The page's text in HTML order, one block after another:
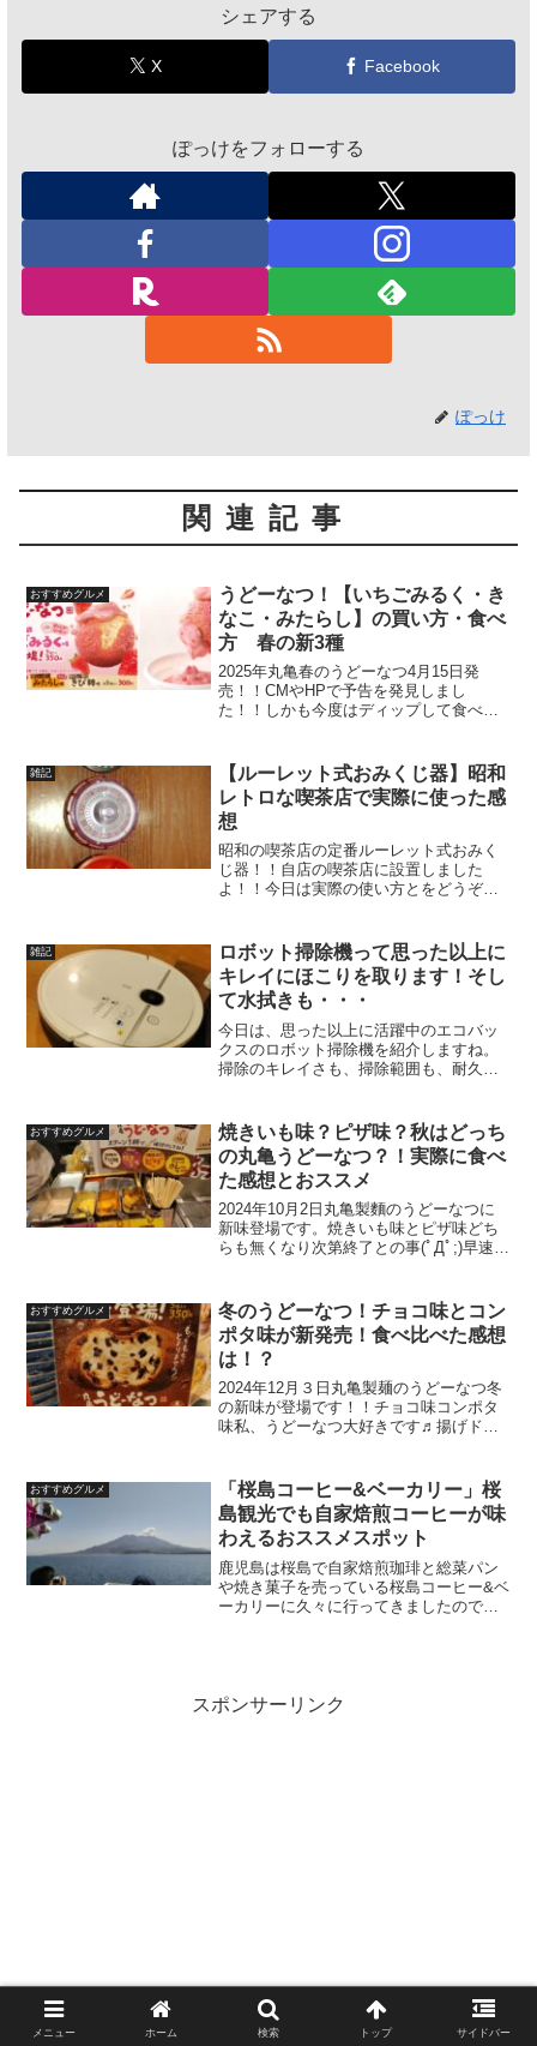
シェアする
X Facebook
ぽっけをフォローする
ぽっけ
関連記事
おすすめグルメ
うどーなつ！【いちごみるく・き
なこ・みたらし】の買い方・食べ
方 春の新3種
2025年丸亀春のうどーなつ4月15日発
売！！CMやHPで予告を発見しまし
た！！しかも今度はディップして食べる
実際に購入したところ今までと変わった
点がありました。味の感...
雑記
【ルーレット式おみくじ器】昭和
レトロな喫茶店で実際に使った感
想
昭和の喫茶店の定番ルーレット式おみく
じ器！！自店の喫茶店に設置しました
よ！！今日は実際の使い方とをどうぞ。
じ器の使い方それぞれの星座の名前の上
にコインの投入口がありま...
雑記
ロボット掃除機って思った以上に
キレイにほこりを取ります！そし
て水拭きも・・・
今日は、思った以上に活躍中のエコバッ
クスのロボット掃除機を紹介しますね。
掃除のキレイさも、掃除範囲も、耐久性
いつもは閉店時間に合わせてスティック
掃除機で店内を掃除してい...
おすすめグルメ
焼きいも味？ピザ味？秋はどっち
の丸亀うどーなつ？！実際に食べ
た感想とおススメ
2024年10月2日丸亀製麵のうどーなつに
新味登場です。焼きいも味とピザ味どち
らも無くなり次第終了との事(ﾟДﾟ;)早速食
食べてみた感想をどうぞ。そもそも丸亀
うどーなつと...
おすすめグルメ
冬のうどーなつ！チョコ味とコン
ポタ味が新発売！食べ比べた感想
は！？
2024年12月３日丸亀製麺のうどーなつ冬
の新味が登場です！！チョコ味コンポタ
味私、うどーなつ大好きです♬揚げドー
ました！！今回の２種も実際に食べて比
較してみたのでまた...
おすすめグルメ
「桜島コーヒー&ベーカリー」桜
島観光でも自家焙煎コーヒーが味
わえるおススメスポット
鹿児島は桜島で自家焙煎珈琲と総菜パン
や焼き菓子を売っている桜島コーヒー&ベ
ーカリーに久々に行ってきましたのでご
スポンサーリンク
メニュー ホーム 検索 トップ サイドバー